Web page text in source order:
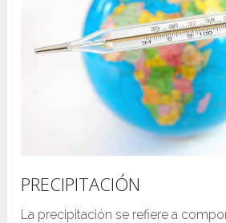
PRECIPITACIÓN
La precipitación se refiere a